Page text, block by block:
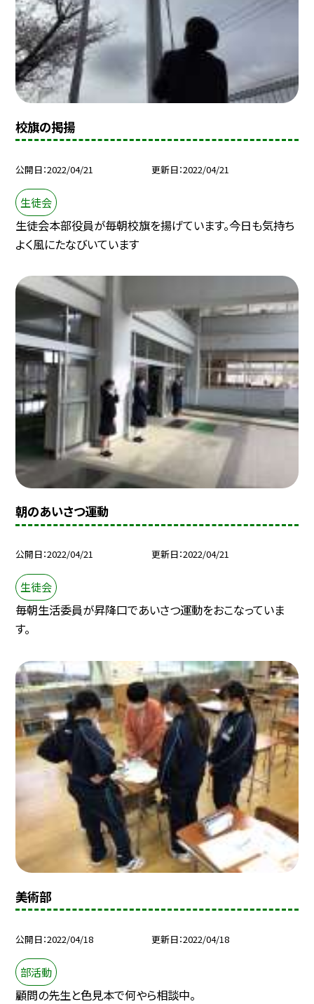
校旗の掲揚
公開日 2022/04/21 更新日 2022/04/21
生徒会
生徒会本部役員が毎朝校旗を揚げています。今日も気持ち
よく風にたなびいています
朝のあいさつ運動
公開日 2022/04/21 更新日 2022/04/21
生徒会
毎朝生活委員が昇降口であいさつ運動をおこなっていま
す。
美術部
公開日 2022/04/18 更新日 2022/04/18
部活動
顧問の先生と色見本で何やら相談中。